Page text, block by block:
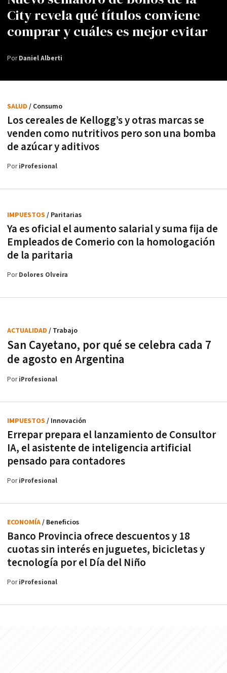
City revela qué títulos conviene
comprar y cuáles es mejor evitar
PorDaniel Alberti
Los cereales de Kellogg’s y otras marcas se
venden como nutritivos pero son una bomba
de azúcar y aditivos
SALUD / Consumo
PoriProfesional
Ya es oficial el aumento salarial y suma fija de
Empleados de Comerio con la homologación
de la paritaria
IMPUESTOS / Paritarias
PorDolores Olveira
San Cayetano, por qué se celebra cada 7
de agosto en Argentina
ACTUALIDAD / Trabajo
PoriProfesional
Errepar prepara el lanzamiento de Consultor
IA, el asistente de inteligencia artificial
pensado para contadores
IMPUESTOS / Innovación
PoriProfesional
Banco Provincia ofrece descuentos y 18
cuotas sin interés en juguetes, bicicletas y
tecnología por el Día del Niño
ECONOMÍA/ Beneficios
PoriProfesional